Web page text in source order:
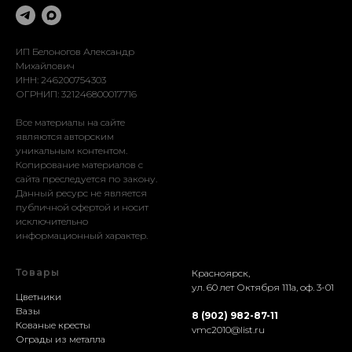
ИП Белоногов Александр
Михайлович
ИНН: 246200754303
ОГРНИП: 321246800017716
Все материалы на сайте
являются авторским
уникальным контентом.
Копирование материалов с
сайта преследуется по закону.
Данный ресурс не является
публичной офертой и носит
исключительно
информационный характер.
Товары
Цветники
Вазы
Кованые кресты
Ограды из металла
Красноярск,
ул. 60 лет Октября 111а, оф. 3-01
8 (902) 982-87-11
vmc2010@list.ru